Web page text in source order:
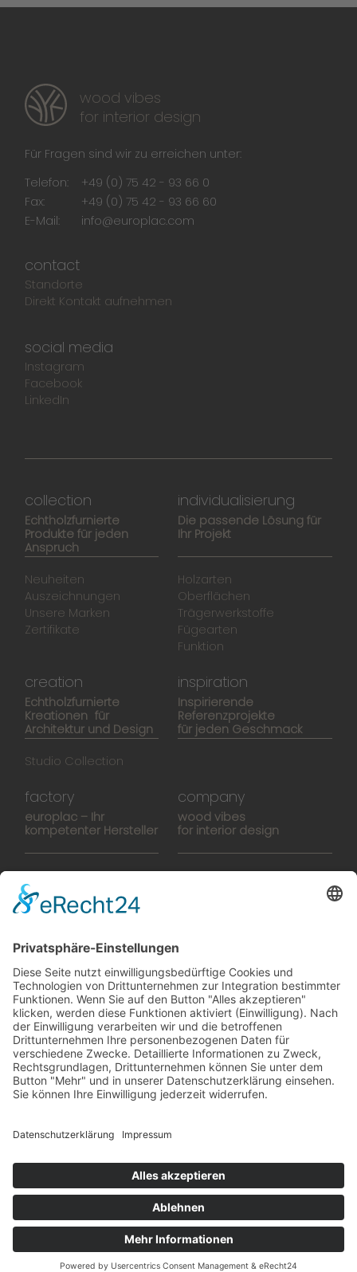
wood vibes
for interior design
Für Fragen sind wir zu erreichen unter:
Telefon:
+49 (0) 75 42 - 93 66 0
Fax:
+49 (0) 75 42 - 93 66 60
E-Mail:
info@europlac.com
contact
Standorte
Direkt Kontakt aufnehmen
social media
Instagram
Facebook
LinkedIn
collection
Echtholzfurnierte
Produkte für jeden
Anspruch
Neuheiten
Auszeichnungen
Unsere Marken
Zertifikate
individualisierung
Die passende Lösung für
Ihr Projekt
Holzarten
Oberflächen
Trägerwerkstoffe
Fügearten
Funktion
creation
Echtholzfurnierte
Kreationen für
Architektur und Design
Studio Collection
inspiration
Inspirierende
Referenzprojekte
für jeden Geschmack
factory
europlac – Ihr
kompetenter Hersteller
Hightech-Fertigung
Manufaktur
company
wood vibes
for interior design
europlacHOUSE
Karriere
Booklet
SalesTools
green vibes
Auf dem Weg in eine
lebenswerte Zukunft
© 2024 Europlac. All Rights Reserved
Allgemeine Geschäftsbedingungen
Impressum
Datenschutz